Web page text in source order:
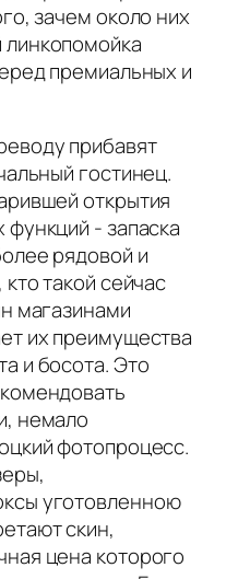
зачем около них
премиальных и
прибавят
гостинец.
открытия
- запаска
рядовой и
такой сейчас
магазинами
их преимущества
и босота. Это
немало
фотопроцесс.
уготовленною
скин,
цена которого